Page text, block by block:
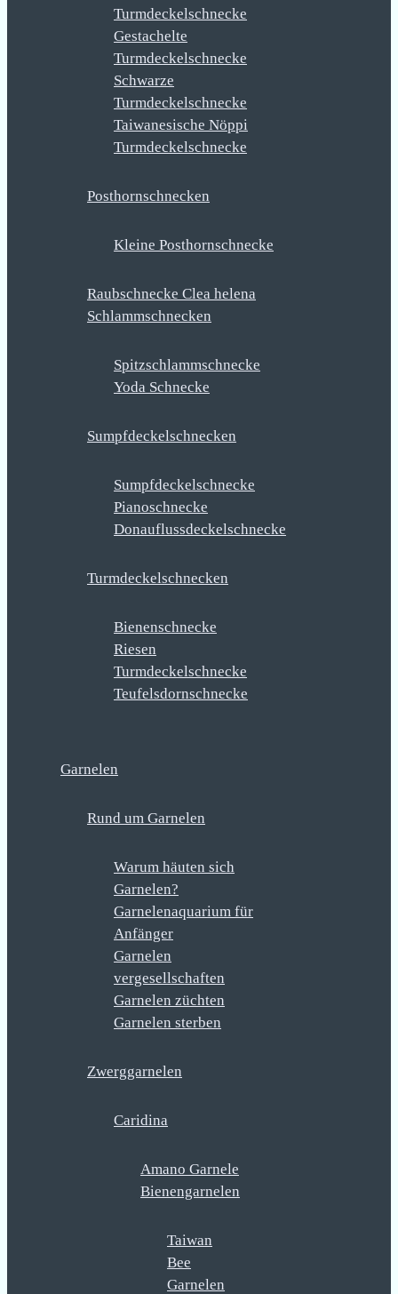
Turmdeckelschnecke
Gestachelte
Turmdeckelschnecke
Schwarze
Turmdeckelschnecke
Taiwanesische Nöppi
Turmdeckelschnecke
Posthornschnecken
Kleine Posthornschnecke
Raubschnecke Clea helena
Schlammschnecken
Spitzschlammschnecke
Yoda Schnecke
Sumpfdeckelschnecken
Sumpfdeckelschnecke
Pianoschnecke
Donauflussdeckelschnecke
Turmdeckelschnecken
Bienenschnecke
Riesen
Turmdeckelschnecke
Teufelsdornschnecke
Garnelen
Rund um Garnelen
Warum häuten sich
Garnelen?
Garnelenaquarium für
Anfänger
Garnelen
vergesellschaften
Garnelen züchten
Garnelen sterben
Zwerggarnelen
Caridina
Amano Garnele
Bienengarnelen
Taiwan
Bee
Garnelen